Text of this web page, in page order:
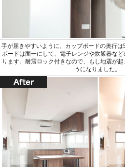
手が届きやすいように、カップボードの奥行
ボードは面一にして、電子レンジや炊飯器な
ります。耐震ロック付きなので、もし地震が
うになりました。